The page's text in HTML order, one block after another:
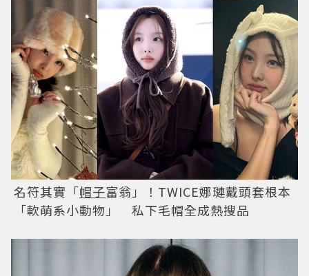
名符其實「帽子富翁」！TWICE娜璉戴頭套根本
「軟萌系小動物」 私下毛帽全成熱搜品